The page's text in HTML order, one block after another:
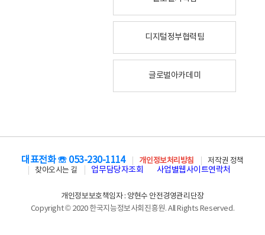
디지털정부협력팀
글로벌아카데미
대표전화 ☏ 053-230-1114 개인정보처리방침
저작권 정책
찾아오시는 길
업무담당자조회 사업별웹사이트연락처
개인정보보호책임자 : 양현수 안전경영관리단장
Copyright © 2020 한국지능정보사회진흥원. All Rights Reserved.